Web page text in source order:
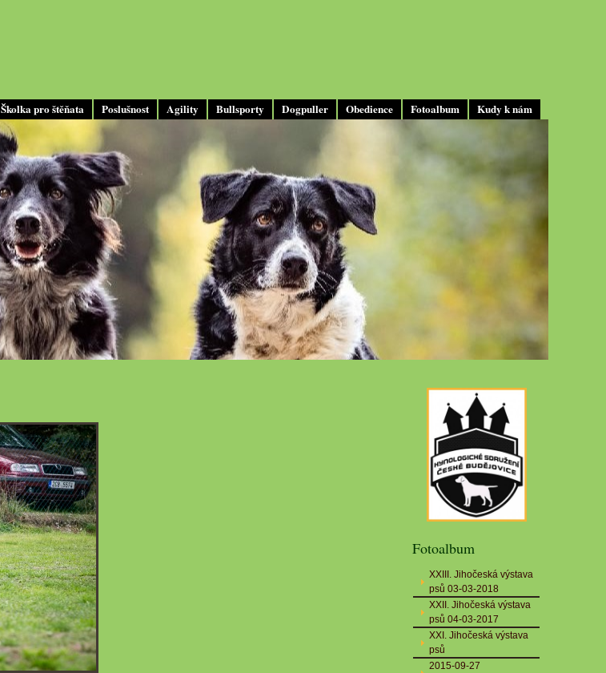
Školka pro štěňata Poslušnost Agility Bullsporty Dogpuller Obedience Fotoalbum Kudy k nám
Fotoalbum
XXIII. Jihočeská výstava
psů 03-03-2018
XXII. Jihočeská výstava
psů 04-03-2017
XXI. Jihočeská výstava
psů
2015-09-27